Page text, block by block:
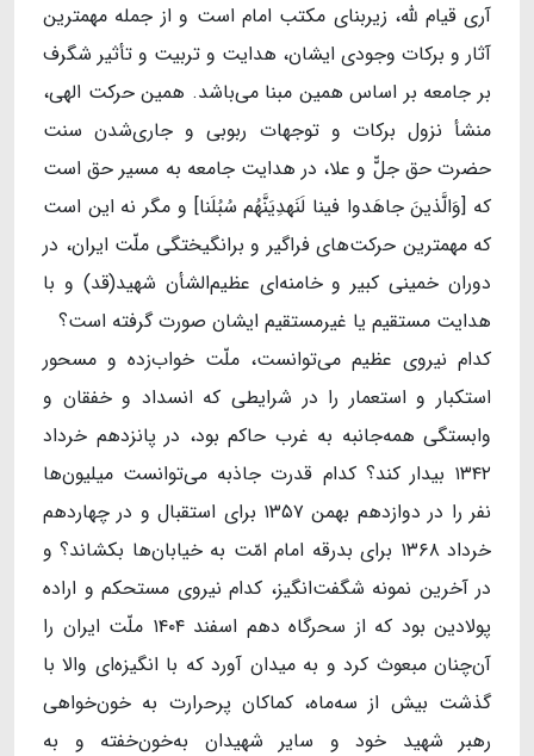
آری قیام لله، زیربنای مکتب امام است و از جمله مهمترین
آثار و برکات وجودی ایشان، هدایت و تربیت و تأثیر شگرف
بر جامعه بر اساس همین مبنا می‌باشد. همین حرکت الهی،
منشأ نزول برکات و توجهات ربوبی و جاری‌شدن سنت
حضرت حق جلّ‌ّ و علا، در هدایت جامعه به مسیر حق است
که [وَالَّذینَ جاهَدوا فینا لَنَهدِیَنَّهُم سُبُلَنا] و مگر نه این است
که مهمترین حرکت‌های فراگیر و برانگیختگی ملّت ایران، در
دوران خمینی کبیر و خامنه‌ای عظیم‌الشأن شهید(قد) و با
هدایت مستقیم یا غیرمستقیم ایشان صورت گرفته است؟
کدام نیروی عظیم می‌توانست، ملّت خواب‌زده و مسحور
استکبار و استعمار را در شرایطی که انسداد و خفقان و
وابستگی همه‌جانبه به غرب حاکم بود، در پانزدهم خرداد
۱۳۴۲ بیدار کند؟ کدام قدرت جاذبه می‌توانست میلیون‌ها
نفر را در دوازدهم بهمن ۱۳۵۷ برای استقبال و در چهاردهم
خرداد ۱۳۶۸ برای بدرقه‌ امام امّت به خیابان‌ها بکشاند؟ و
در آخرین نمونه‌ شگفت‌انگیز، کدام نیروی مستحکم و اراده‌
پولادین بود که از سحرگاه دهم اسفند ۱۴۰۴ ملّت ایران را
آن‌چنان مبعوث کرد و به میدان آورد که با انگیزه‌ای والا با
گذشت بیش از سه‌ماه، کماکان پرحرارت به خون‌خواهی
رهبر شهید خود و سایر شهیدان به‌خون‌خفته و به